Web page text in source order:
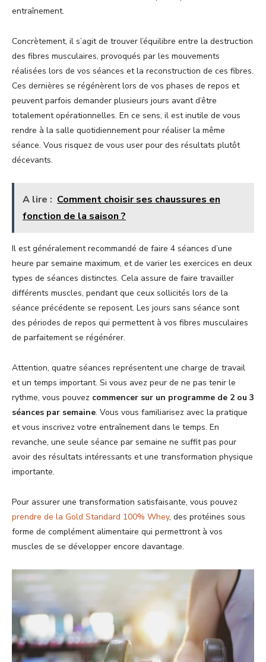
entraînement.
Concrètement, il s’agit de trouver l’équilibre entre la destruction
des fibres musculaires, provoqués par les mouvements
réalisées lors de vos séances et la reconstruction de ces fibres.
Ces dernières se régénèrent lors de vos phases de repos et
peuvent parfois demander plusieurs jours avant d’être
totalement opérationnelles. En ce sens, il est inutile de vous
rendre à la salle quotidiennement pour réaliser la même
séance. Vous risquez de vous user pour des résultats plutôt
décevants.
A lire : Comment choisir ses chaussures en
fonction de la saison ?
Il est généralement recommandé de faire 4 séances d’une
heure par semaine maximum, et de varier les exercices en deux
types de séances distinctes. Cela assure de faire travailler
différents muscles, pendant que ceux sollicités lors de la
séance précédente se reposent. Les jours sans séance sont
des périodes de repos qui permettent à vos fibres musculaires
de parfaitement se régénérer.
Attention, quatre séances représentent une charge de travail
et un temps important. Si vous avez peur de ne pas tenir le
rythme, vous pouvez commencer sur un programme de 2 ou 3
séances par semaine. Vous vous familiarisez avec la pratique
et vous inscrivez votre entraînement dans le temps. En
revanche, une seule séance par semaine ne suffit pas pour
avoir des résultats intéressants et une transformation physique
importante.
Pour assurer une transformation satisfaisante, vous pouvez
prendre de la Gold Standard 100% Whey, des protéines sous
forme de complément alimentaire qui permettront à vos
muscles de se développer encore davantage.